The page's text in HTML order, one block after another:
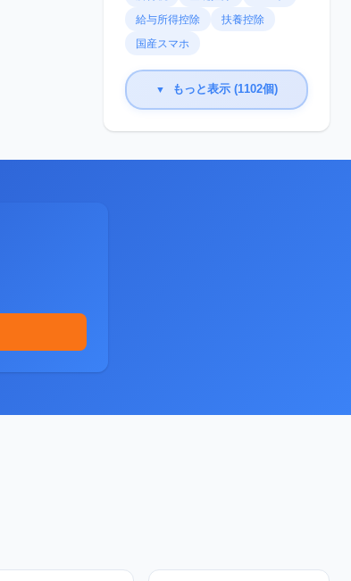
給与所得控除
扶養控除
国産スマホ
▼ もっと表示 (1102個)